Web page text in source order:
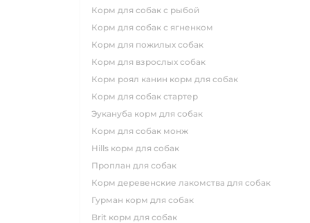
корм для собак с рыбой
корм для собак с ягненком
корм для пожилых собак
корм для взрослых собак
корм роял канин корм для собак
корм для собак стартер
эукануба корм для собак
корм для собак монж
hills корм для собак
проплан для собак
корм деревенские лакомства для собак
гурман корм для собак
brit корм для собак